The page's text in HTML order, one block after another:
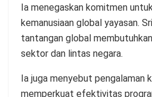
Ia menegaskan komitmen
kemanusiaan global yayasan.
tantangan global
sektor dan lintas negara.
Ia juga menyebut pengalaman
memperkuat efektivitas